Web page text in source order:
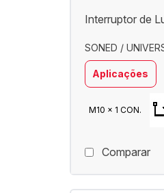
Interruptor de
SONED /
Aplicações
M10 x 1 CON.
Comparar